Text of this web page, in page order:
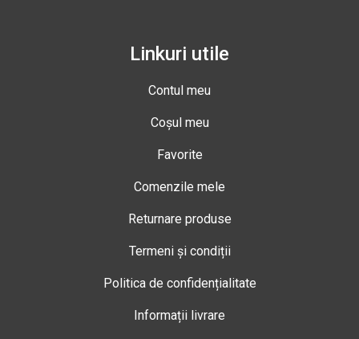
Linkuri utile
Contul meu
Coșul meu
Favorite
Comenzile mele
Returnare produse
Termeni și condiții
Politica de confidențialitate
Informații livrare